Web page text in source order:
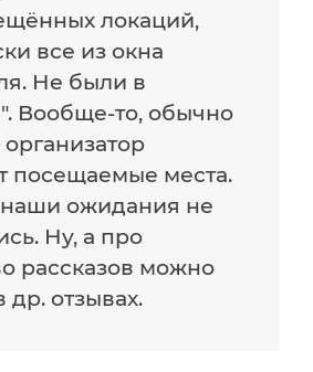
локаций,
все из окна
Не были в
Вообще-то, обычно
посещаемые места.
ожидания не
Ну, а про
рассказов можно
др. отзывах.